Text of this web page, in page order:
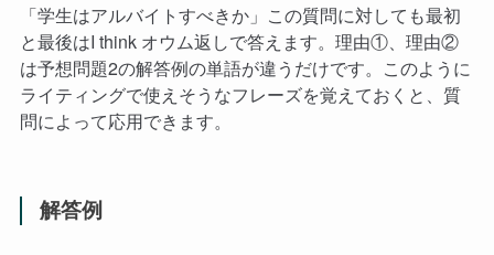
「学生はアルバイトすべきか」この質問に対しても最初
と最後はI think オウム返しで答えます。理由①、理由②
は予想問題2の解答例の単語が違うだけです。このように
ライティングで使えそうなフレーズを覚えておくと、質
問によって応用できます。
解答例